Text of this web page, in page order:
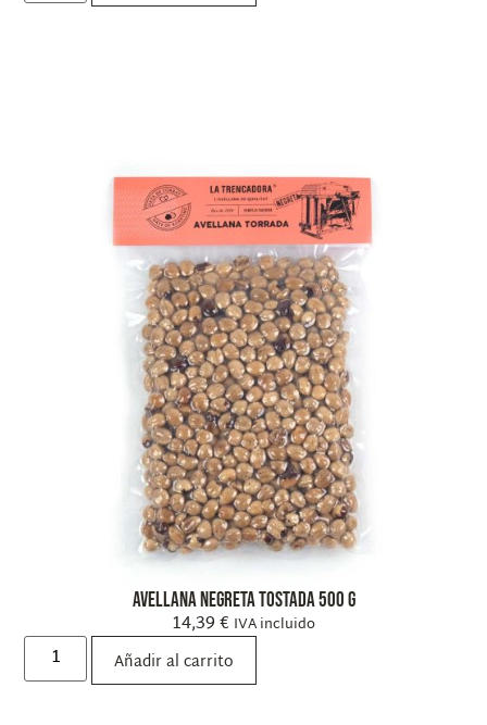
Avellana Negreta tostada 500 g
14,39€ IVA incluido
Añadir al carrito